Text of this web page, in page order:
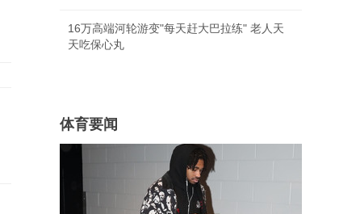
16万高端河轮游变"每天赶大巴拉练" 老人天
天吃保心丸
体育要闻